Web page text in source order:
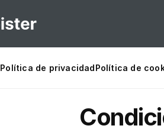
Política de privacidadPolítica de